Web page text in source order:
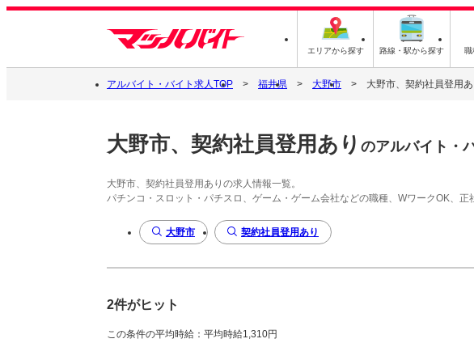
エリアから探す 路線・駅から探す 職
アルバイト・バイト求人TOP 福井県 大野市 大野市、契約社員登用
大野市、契約社員登用あり のアルバイト・
大野市、契約社員登用ありの求人情報一覧。
パチンコ・スロット・パチスロ、ゲーム・ゲーム会社などの職種、WワークOK、
大野市 契約社員登用あり
2件がヒット
この条件の平均時給：平均時給1,310円